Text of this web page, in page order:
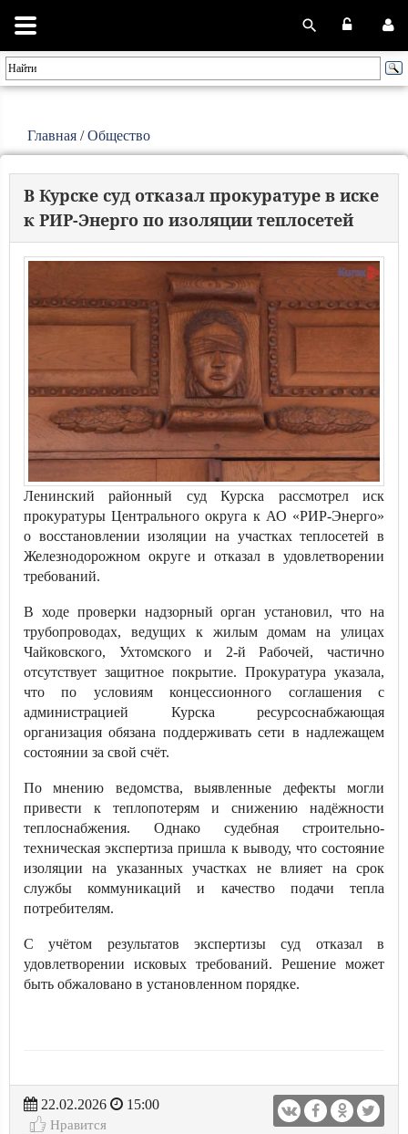
Главная /Общество
В Курске суд отказал прокуратуре в иске
к РИР-Энерго по изоляции теплосетей
Ленинский районный суд Курска рассмотрел иск
прокуратуры Центрального округа к АО «РИР-Энерго»
о восстановлении изоляции на участках теплосетей в
Железнодорожном округе и отказал в удовлетворении
требований.
В ходе проверки надзорный орган установил, что на
трубопроводах, ведущих к жилым домам на улицах
Чайковского, Ухтомского и 2-й Рабочей, частично
отсутствует защитное покрытие. Прокуратура указала,
что по условиям концессионного соглашения с
администрацией Курска ресурсоснабжающая
организация обязана поддерживать сети в надлежащем
состоянии за свой счёт.
По мнению ведомства, выявленные дефекты могли
привести к теплопотерям и снижению надёжности
теплоснабжения. Однако судебная строительно-
техническая экспертиза пришла к выводу, что состояние
изоляции на указанных участках не влияет на срок
службы коммуникаций и качество подачи тепла
потребителям.
С учётом результатов экспертизы суд отказал в
удовлетворении исковых требований. Решение может
быть обжаловано в установленном порядке.
22.02.2026
15:00
Нравится